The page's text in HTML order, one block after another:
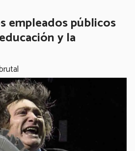
empleados públicos
y la